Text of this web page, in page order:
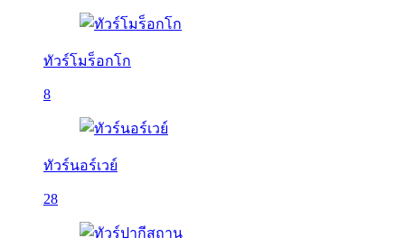
ทัวร์โมร็อกโก
8
ทัวร์นอร์เวย์
28